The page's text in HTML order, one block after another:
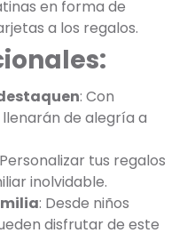
en forma de
a los regalos.
: Con
de alegría a
tus regalos
inolvidable.
: Desde niños
disfrutar de este